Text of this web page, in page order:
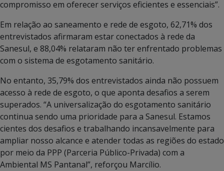
compromisso em oferecer serviços eficientes e essenciais”.
Em relação ao saneamento e rede de esgoto, 62,71% dos
entrevistados afirmaram estar conectados à rede da
Sanesul, e 88,04% relataram não ter enfrentado problemas
com o sistema de esgotamento sanitário.
No entanto, 35,79% dos entrevistados ainda não possuem
acesso à rede de esgoto, o que aponta desafios a serem
superados. “A universalização do esgotamento sanitário
continua sendo uma prioridade para a Sanesul. Estamos
cientes dos desafios e trabalhando incansavelmente para
ampliar nosso alcance e atender todas as regiões do estado
por meio da PPP (Parceria Público-Privada) com a
Ambiental MS Pantanal”, reforçou Marcílio.